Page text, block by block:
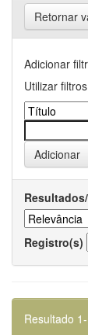
Retornar
Adicionar
Utilizar
Registro(s)
Resultado